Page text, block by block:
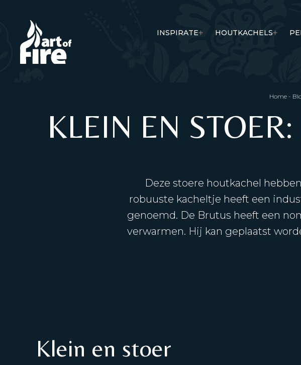
INSPIRATE HOUTKACHELS
Home-
KLEIN EN
Deze stoere houtkachel
robuuste kacheltje heeft een
genoemd. De Brutus heeft een
verwarmen. Hij kan geplaatst
Klein en stoer